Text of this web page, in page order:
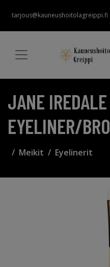
tarjous@kauneushoitolagreippi.fi
JANE
EYELINER/
Meikit Eyelinerit